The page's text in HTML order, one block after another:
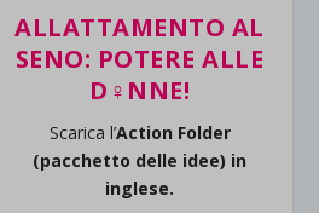
ALLATTAMENTO AL
SENO: POTERE ALLE
D♀NNE!
Scarica l’Action Folder
(pacchetto delle idee) in
inglese.